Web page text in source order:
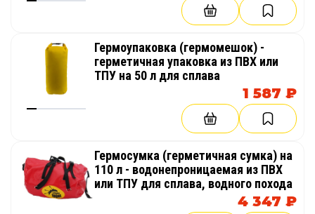
Гермоупаковка (гермомешок) -
герметичная упаковка из ПВХ или
ТПУ на 50 л для сплава
1 587 ₽
Гермосумка (герметичная сумка) на
110 л - водонепроницаемая из ПВХ
или ТПУ для сплава, водного похода
4 347 ₽